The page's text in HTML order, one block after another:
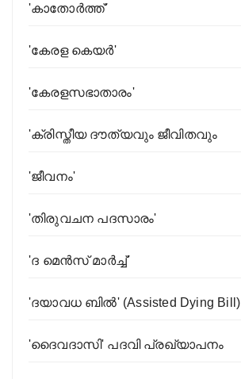
'കാതോര്‍ത്ത്'
'കേരള കെയര്‍'
'കേരളസഭാതാരം'
'ക്രിസ്തീയ ദൗത്യവും ജീവിതവും
'ജീവനം'
'തിരുവചന പദസാരം'
'ദ മെൻസ് മാർച്ച്'
'ദയാവധ ബിൽ' (Assisted Dying Bill)
'ദൈവദാസി' പദവി പ്രഖ്യാപനം